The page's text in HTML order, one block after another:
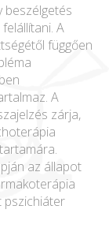
beszélgetés
A
függően
A
zárja,
az állapot
pszichiáter